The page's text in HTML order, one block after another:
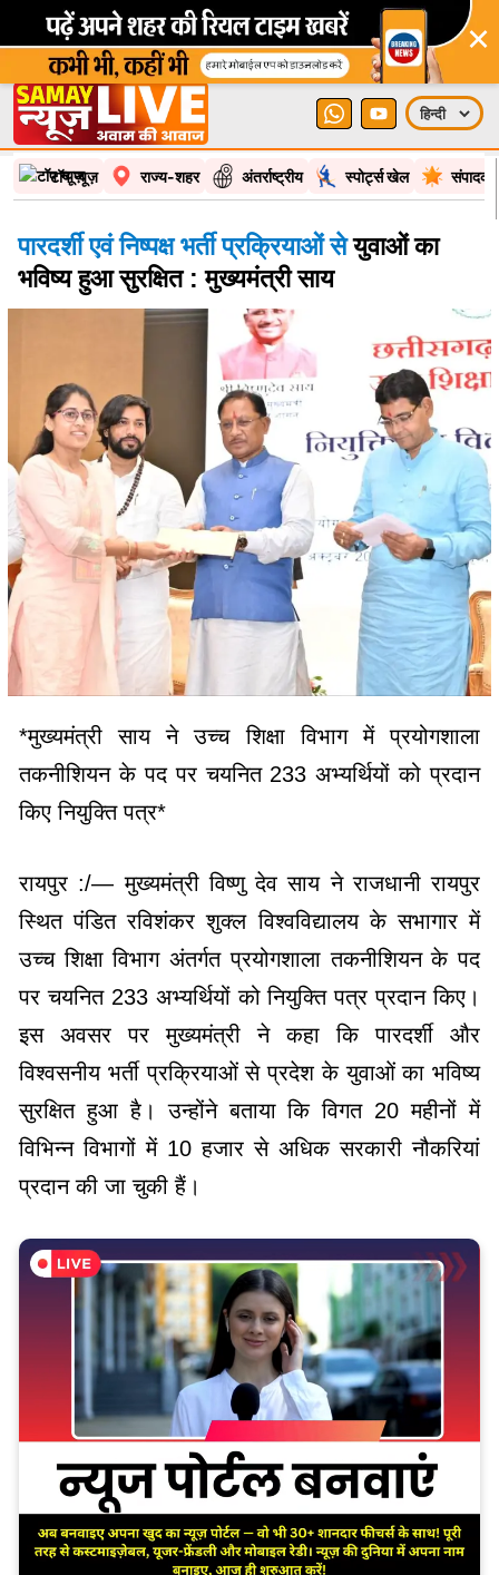
×
टॉप न्यूज़ राज्य-शहर अंतर्राष्ट्रीय स्पोर्ट्स खेल
पारदर्शी एवं निष्पक्ष भर्ती प्रक्रियाओं सेयुवाओं का
भविष्य हुआ सुरक्षित : मुख्यमंत्री साय
*मुख्यमंत्री साय ने उच्च शिक्षा विभाग में प्रयोगशाला
तकनीशियन के पद पर चयनित 233 अभ्यर्थियों को प्रदान
किए नियुक्ति पत्र*
रायपुर :/— मुख्यमंत्री विष्णु देव साय ने राजधानी रायपुर
स्थित पंडित रविशंकर शुक्ल विश्वविद्यालय के सभागार में
उच्च शिक्षा विभाग अंतर्गत प्रयोगशाला तकनीशियन के पद
पर चयनित 233 अभ्यर्थियों को नियुक्ति पत्र प्रदान किए।
इस अवसर पर मुख्यमंत्री ने कहा कि पारदर्शी और
विश्वसनीय भर्ती प्रक्रियाओं से प्रदेश के युवाओं का भविष्य
सुरक्षित हुआ है। उन्होंने बताया कि विगत 20 महीनों में
विभिन्न विभागों में 10 हजार से अधिक सरकारी नौकरियां
प्रदान की जा चुकी हैं।